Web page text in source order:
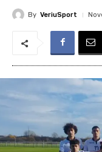
By VeriuSport